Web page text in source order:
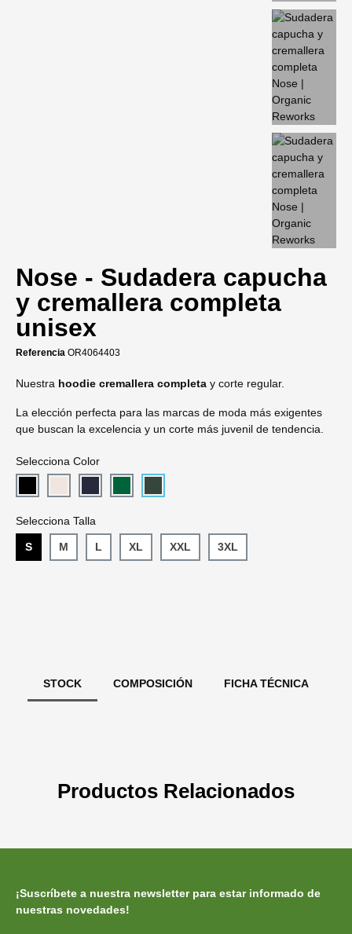
Nose - Sudadera capucha
y cremallera completa
unisex
Referencia OR4064403
Nuestra hoodie cremallera completa y corte regular.
La elección perfecta para las marcas de moda más exigentes
que buscan la excelencia y un corte más juvenil de tendencia.
Selecciona Color
Selecciona Talla
S M L XL XXL 3XL
STOCK COMPOSICIÓN FICHA TÉCNICA
Productos Relacionados
¡Suscríbete a nuestra newsletter para estar informado de
nuestras novedades!